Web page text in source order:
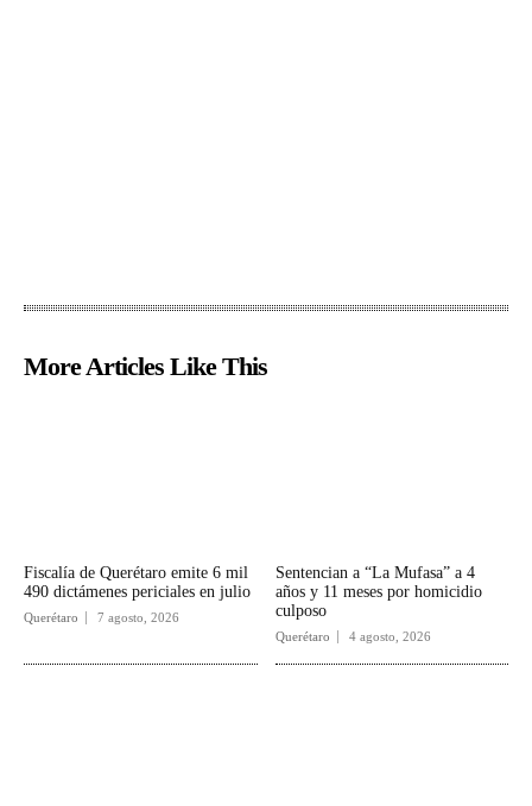
More Articles Like This
Fiscalía de Querétaro emite 6 mil
490 dictámenes periciales en julio
Querétaro 7 agosto, 2026
Sentencian a “La Mufasa” a 4
años y 11 meses por homicidio
culposo
Querétaro 4 agosto, 2026